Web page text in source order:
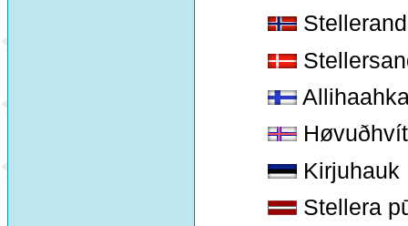
Stellerand
Kirjuhauk
Stellera